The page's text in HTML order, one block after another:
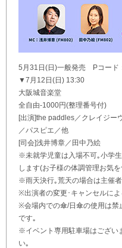
5月31日(日)一般発売 Pコード
▼7月12日(日) 13:30
大阪城音楽堂
全自由-1000円(整理番号付)
[出演]the paddles／クレイジー
／パスピエ／他
[司会]浅井博章／田中乃絵
※未就学児童は入場不可｡小学
します(お子様の体調管理お気
※雨天決行｡荒天の場合は主催
※出演者の変更･キャンセルに
※会場内での傘/日傘の使用は禁
です｡
※イベント専用駐車場はござい
い｡